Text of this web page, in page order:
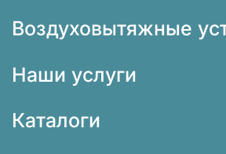
Воздуховытяжные
Наши услуги
Каталоги